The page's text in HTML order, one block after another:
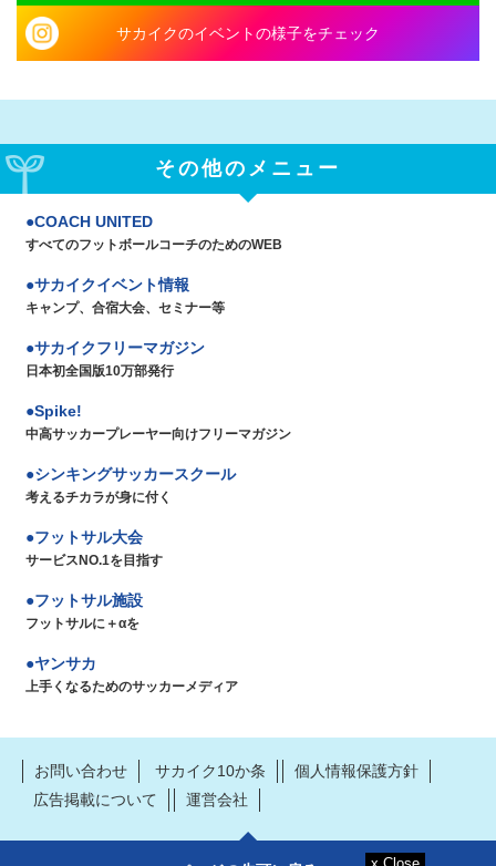
サカイクのイベントの様子をチェック
その他のメニュー
COACH UNITED
すべてのフットボールコーチのためのWEB
サカイクイベント情報
キャンプ、合宿大会、セミナー等
サカイクフリーマガジン
日本初全国版10万部発行
Spike!
中高サッカープレーヤー向けフリーマガジン
シンキングサッカースクール
考えるチカラが身に付く
フットサル大会
サービスNO.1を目指す
フットサル施設
フットサルに＋αを
ヤンサカ
上手くなるためのサッカーメディア
お問い合わせ サカイク10か条
個人情報保護方針
広告掲載について
運営会社